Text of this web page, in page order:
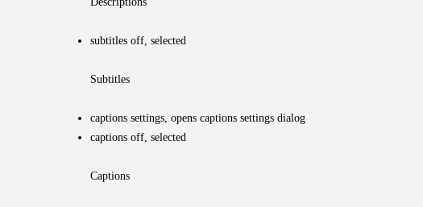
subtitles off , selected
Subtitles
captions settings , opens captions settings dialog
captions off , selected
Captions